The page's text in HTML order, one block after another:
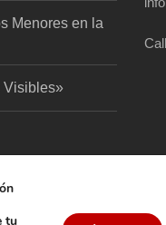
Menores en la
Visibles»
MÁRTIRES, ALL
tu